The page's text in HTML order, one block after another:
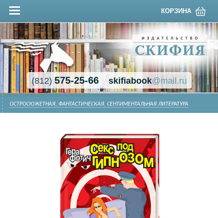
КОРЗИНА
(812)575-25-66 skifiabook@mail.ru
ОСТРОСЮЖЕТНАЯ, ФАНТАСТИЧЕСКАЯ, СЕНТИМЕНТАЛЬНАЯ ЛИТЕРАТУРА